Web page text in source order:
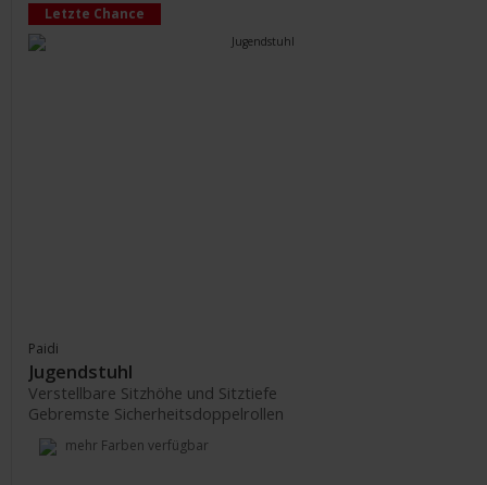
Letzte Chance
Paidi
Jugendstuhl
Verstellbare Sitzhöhe und Sitztiefe
Gebremste Sicherheitsdoppelrollen
mehr Farben verfügbar